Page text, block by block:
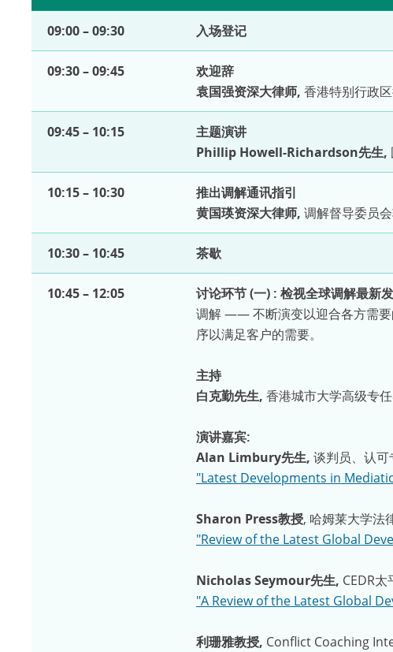
09:00 – 09:30 入场登记
09:30 – 09:45
欢迎辞
袁国强资深大律师, 香港特别行政
09:45 – 10:15
主题演讲
Phillip Howell-Richardson先生,
10:15 – 10:30
推出调解通讯指引
黄国瑛资深大律师, 调解督导委员
10:30 – 10:45 茶歇
10:45 – 12:05
讨论环节 (一) : 检视全球调解最新
调解 —— 不断演变以迎合各方需要
序以满足客户的需要。
主持
白克勤先生, 香港城市大学高级专
演讲嘉宾:
Alan Limbury先生, 谈判员、认
"Latest Developments in
Sharon Press教授, 哈姆莱大学法
"Review of the Latest Global
Nicholas Seymour先生, CEDR
"A Review of the Latest Global
利珊雅教授, Conflict Coaching